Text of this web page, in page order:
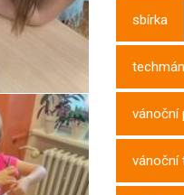
sbírka
vánoční
vánoční